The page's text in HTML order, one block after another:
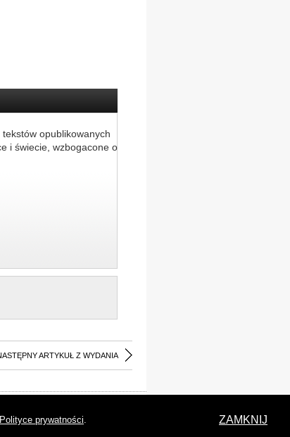
opublikowanych
i świecie, wzbogacone o
ARTYKUŁ Z WYDANIA
prywatności. ZAMKNIJ